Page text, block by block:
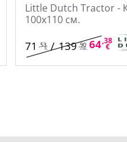
Little Dutch Tractor -
100x110 см.
71 ,53€ /139 ,90
лв. 64,38
€ /